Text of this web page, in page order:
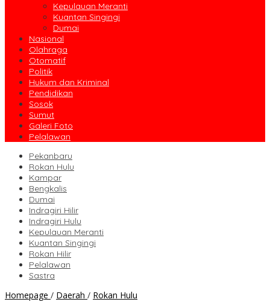
Kepulauan Meranti
Kuantan Singingi
Dumai
Nasional
Olahraga
Otomatif
Politik
Hukum dan Kriminal
Pendidikan
Sosok
Sumut
Galeri Foto
Pelalawan
Pekanbaru
Rokan Hulu
Kampar
Bengkalis
Dumai
Indragiri Hilir
Indragiri Hulu
Kepulauan Meranti
Kuantan Singingi
Rokan Hilir
Pelalawan
Sastra
Homepage / Daerah / Rokan Hulu